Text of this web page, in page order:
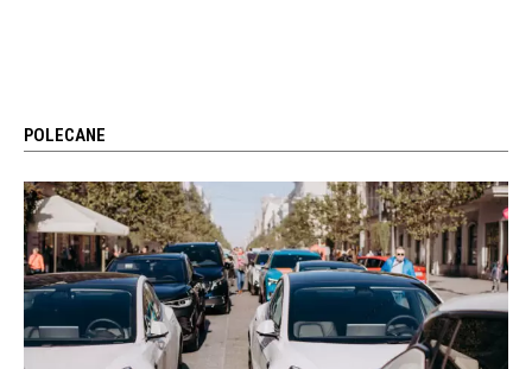
POLECANE